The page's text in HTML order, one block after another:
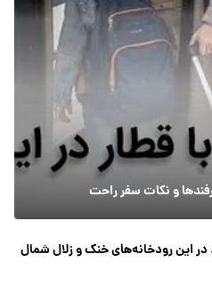
و نکات سفر راحت
در این رودخانه‌های خنک و زلال شمال